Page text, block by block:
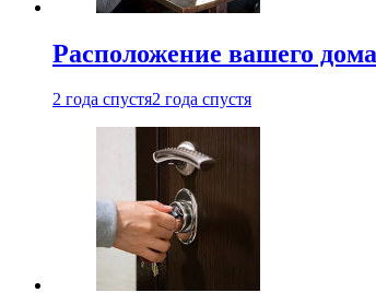
Расположение вашего
2 года спустя2 года спустя